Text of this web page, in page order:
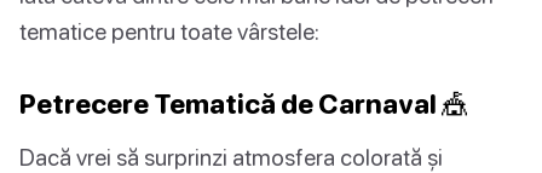
tematice pentru toate vârstele:
Petrecere Tematică de Carnaval 🎪
Dacă vrei să surprinzi atmosfera colorată și